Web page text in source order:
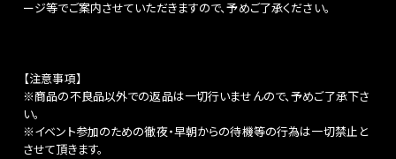
ージ等でご案内させていただきますので、予めご了承ください。
【注意事項】
※商品の不良品以外での返品は一切行いませんので、予めご了承下さ
い。
※イベント参加のための徹夜・早朝からの待機等の行為は一切禁止と
させて頂きます。